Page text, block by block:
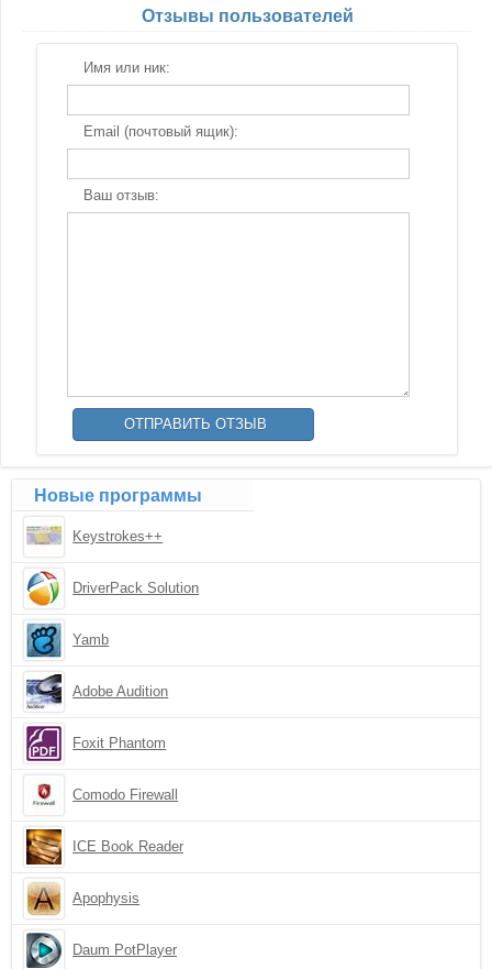
Отзывы пользователей
Имя или ник:
Email (почтовый ящик):
Ваш отзыв:
Новые программы
Keystrokes++
DriverPack Solution
Yamb
Adobe Audition
Foxit Phantom
Comodo Firewall
ICE Book Reader
Apophysis
Daum PotPlayer